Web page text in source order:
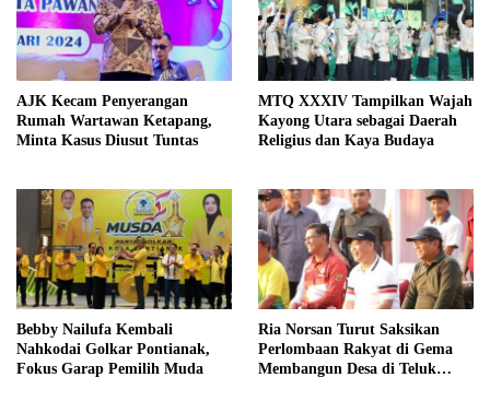
AJK Kecam Penyerangan
Rumah Wartawan Ketapang,
Minta Kasus Diusut Tuntas
MTQ XXXIV Tampilkan Wajah
Kayong Utara sebagai Daerah
Religius dan Kaya Budaya
Bebby Nailufa Kembali
Nahkodai Golkar Pontianak,
Fokus Garap Pemilih Muda
Ria Norsan Turut Saksikan
Perlombaan Rakyat di Gema
Membangun Desa di Teluk